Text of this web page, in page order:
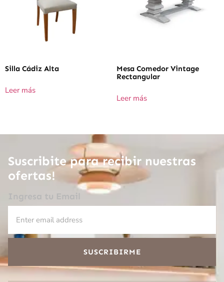
Silla Cádiz Alta
Leer más
Mesa Comedor Vintage
Rectangular
Leer más
Suscribite para recibir nuestras
ofertas!
SUSCRIBIRME